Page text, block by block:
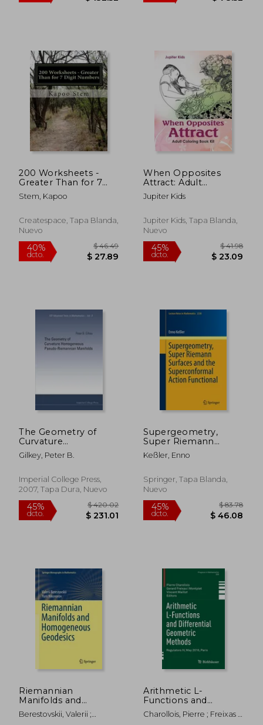
40% 40%
200 Worksheets -
Greater Than for 7
Digit Numbers: Math
Practice Workbook
Stem, Kapoo
Createspace, Tapa Blanda,
Nuevo
40%
dcto. $ 27.89
When Opposites
Attract: Adult
Coloring Book Kit (en
Inglés)
Jupiter Kids
Jupiter Kids, Tapa Blanda,
Nuevo
45%
dcto.
The Geometry of
Curvature
Homogeneous
Pseudo-Riemannian
Gilkey, Peter B.
Imperial College Press,
2007, Tapa Dura, Nuevo
Supergeometry,
Super Riemann
Surfaces and the
Superconformal
Inglés)
Keßler, Enno
Springer, Tapa Blanda,
Nuevo
Riemannian
Manifolds and
Homogeneous
Geodesics (en Inglés)
Berestovskii, Valerii ;
Arithmetic L-
Functions and
Differential
Geometric Methods:
Charollois, Pierre ; Freixas I.